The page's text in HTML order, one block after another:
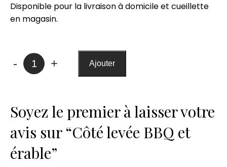
Disponible pour la livraison à domicile et cueillette
en magasin.
- quantité
de
BBQ
et
érable
+ Ajouter
Soyez le premier à laisser votre
avis sur “Côté levée BBQ et
érable”